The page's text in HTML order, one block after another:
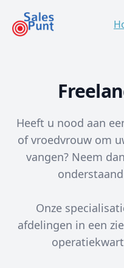
Heeft u nood aan
of vroedvrouw om
vangen? Neem
Onze
afdelingen in een